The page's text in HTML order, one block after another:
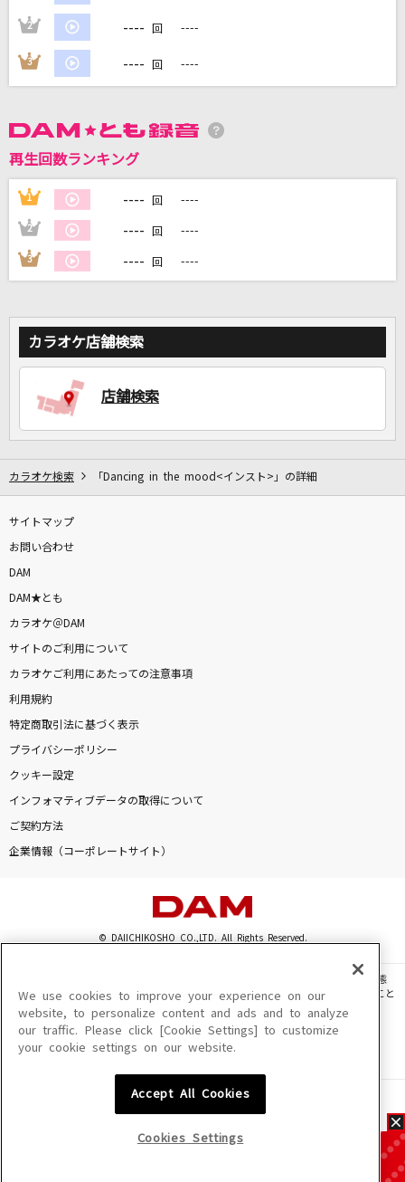
NEW KAWAII
FRUITS ZIPPER
sumika
[良音]愛のままにわがままに 僕は君だけを傷つ
けない
B'z
DAMの新曲・ランキングなど
カラオケ最新情報をチェック！
DAMに会員登録・ログインして
カラオケをもっと楽しもう！
2 ---- 回 ----
3 ---- 回 ----
再生回数ランキング
1 ---- 回 ----
2 ---- 回 ----
3 ---- 回 ----
カラオケ店舗検索
店舗検索
カラオケ検索 「Dancing in the mood<インスト>」の詳細
サイトマップ
お問い合わせ
DAM
DAM★とも
カラオケ＠DAM
サイトのご利用について
カラオケご利用にあたっての注意事項
利用規約
特定商取引法に基づく表示
プライバシーポリシー
クッキー設定
インフォマティブデータの取得について
ご契約方法
企業情報（コーポレートサイト）
© DAIICHIKOSHO CO.,LTD. All Rights Reserved.
このサイトに掲載されている一切の文章・画像・写真・動画・音声等を、手段や形態
を問わず、著作権法の定める範囲を超えて無断で複製、転載、ファイル化などすること
を禁じます。
楽曲及びコンテンツは、機種によりご利用いただけない場合があります。
楽曲及びコンテンツの配信日、配信内容が変更になる場合があります。
We use cookies to improve your experience on our
website, to personalize content and ads and to analyze
our traffic. Please click [Cookie Settings] to customize
your cookie settings on our website.
Accept All Cookies
Cookies Settings